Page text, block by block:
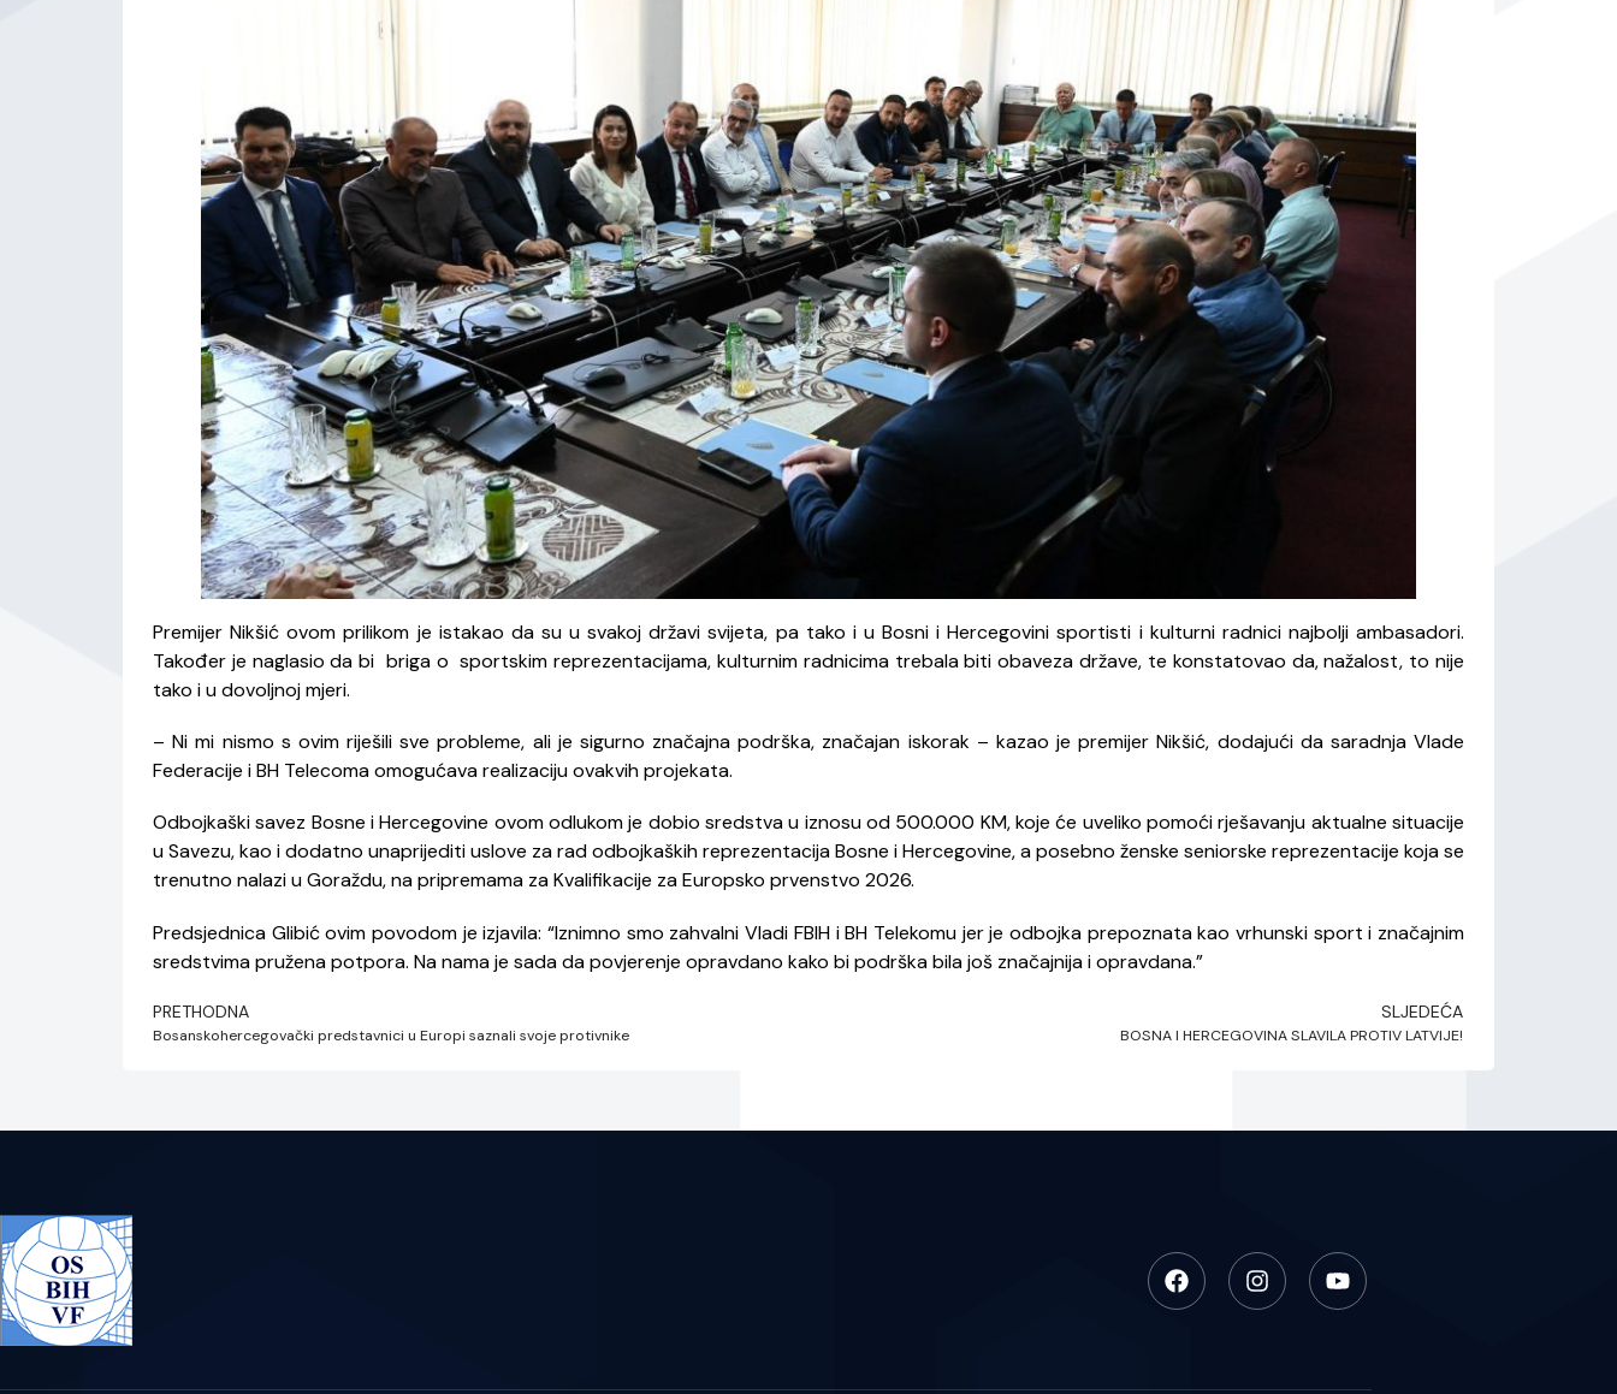
Premijer Nikšić ovom prilikom je istakao da su u svakoj državi svijeta, pa tako i u Bosni i Hercegovini sportisti i kulturni radnici najbolji ambasadori.
Također je naglasio da bi briga o sportskim reprezentacijama, kulturnim radnicima trebala biti obaveza države, te konstatovao da, nažalost, to nije
tako i u dovoljnoj mjeri.
– Ni mi nismo s ovim riješili sve probleme, ali je sigurno značajna podrška, značajan iskorak – kazao je premijer Nikšić, dodajući da saradnja Vlade
Federacije i BH Telecoma omogućava realizaciju ovakvih projekata.
Odbojkaški savez Bosne i Hercegovine ovom odlukom je dobio sredstva u iznosu od 500.000 KM, koje će uveliko pomoći rješavanju aktualne situacije
u Savezu, kao i dodatno unaprijediti uslove za rad odbojkaških reprezentacija Bosne i Hercegovine, a posebno ženske seniorske reprezentacije koja se
trenutno nalazi u Goraždu, na pripremama za Kvalifikacije za Europsko prvenstvo 2026.
Predsjednica Glibić ovim povodom je izjavila: “Iznimno smo zahvalni Vladi FBIH i BH Telekomu jer je odbojka prepoznata kao vrhunski sport i značajnim
sredstvima pružena potpora. Na nama je sada da povjerenje opravdano kako bi podrška bila još značajnija i opravdana.”
PRETHODNA
Bosanskohercegovački predstavnici u Europi saznali svoje protivnike
SLJEDEĆA
BOSNA I HERCEGOVINA SLAVILA PROTIV LATVIJE!